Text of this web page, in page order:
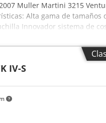
Muller Martini 3215
Alta gama de tamaños
Innovador sistema de
diferentes tipos de
sobreplegado Crsdpfx Abst
de impresión fina Entrega
hora
IV-S